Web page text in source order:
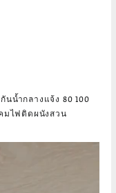
นน้ำกลางแจ้ง 80 100
มไฟติดผนังสวน